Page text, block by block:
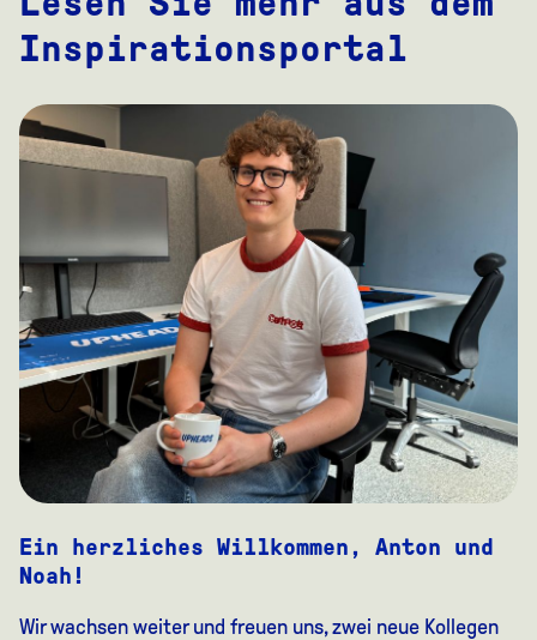
Inspirationsportal
Ein herzliches Willkommen, Anton und
Noah!
Wir wachsen weiter und freuen uns, zwei neue Kollegen